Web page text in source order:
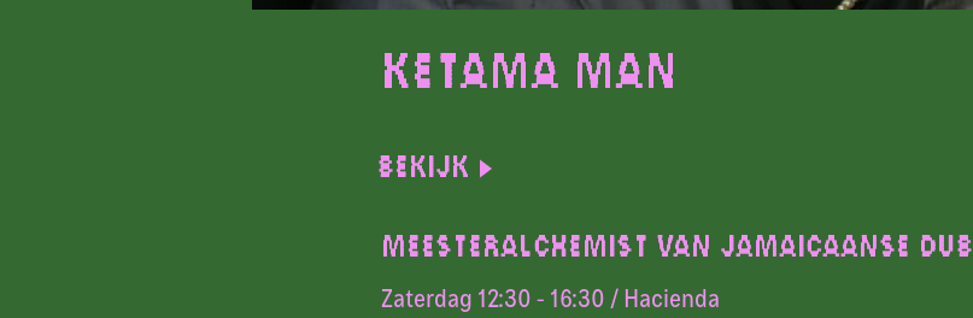
Ketama Man
Bekijk
MEESTERALCHEMIST VAN JAMAICAANSE DUB
Zaterdag 12:30 - 16:30 / Hacienda